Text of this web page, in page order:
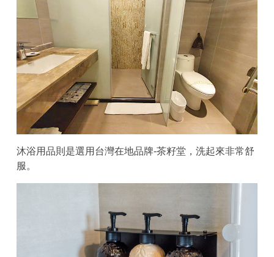
沐浴用品則是選用台灣在地品牌-茶籽堂，洗起來非常舒
服。